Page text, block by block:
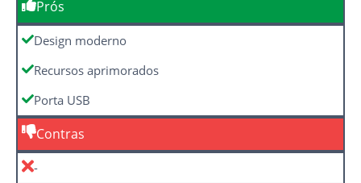
Prós
Design moderno
Recursos aprimorados
Porta USB
Contras
-